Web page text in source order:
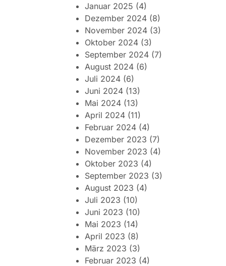
Januar 2025 (4)
Dezember 2024 (8)
November 2024 (3)
Oktober 2024 (3)
September 2024 (7)
August 2024 (6)
Juli 2024 (6)
Juni 2024 (13)
Mai 2024 (13)
April 2024 (11)
Februar 2024 (4)
Dezember 2023 (7)
November 2023 (4)
Oktober 2023 (4)
September 2023 (3)
August 2023 (4)
Juli 2023 (10)
Juni 2023 (10)
Mai 2023 (14)
April 2023 (8)
März 2023 (3)
Februar 2023 (4)